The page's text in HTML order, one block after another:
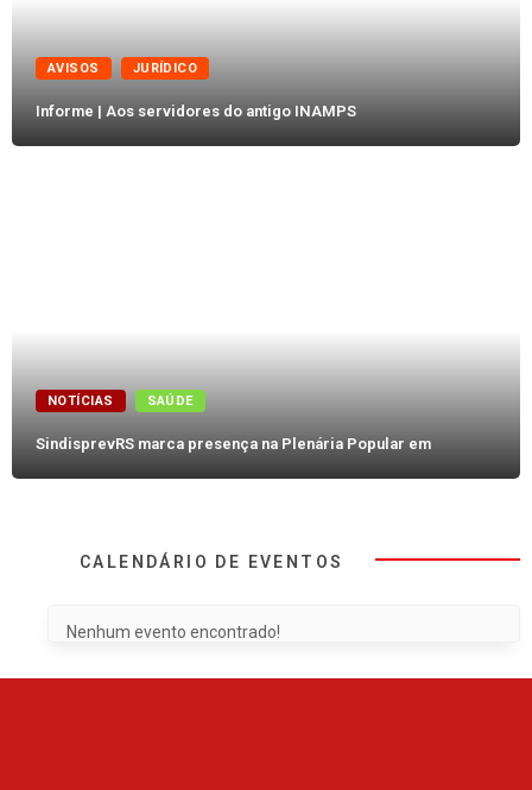
AVISOS JURÍDICO
Informe | Aos servidores do antigo INAMPS
NOTÍCIAS SAÚDE
SindisprevRS marca presença na Plenária Popular em
CALENDÁRIO DE EVENTOS
Nenhum evento encontrado!